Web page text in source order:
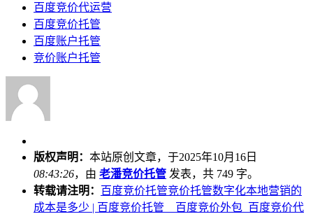
百度竞价代运营
百度竞价托管
百度账户托管
竞价账户托管
版权声明： 本站原创文章，于2025年10月16日
08:43:26，由 老潘竞价托管 发表，共 749 字。
转载请注明： 百度竞价托管竞价托管数字化本地营销的
成本是多少 | 百度竞价托管__百度竞价外包_百度竞价代